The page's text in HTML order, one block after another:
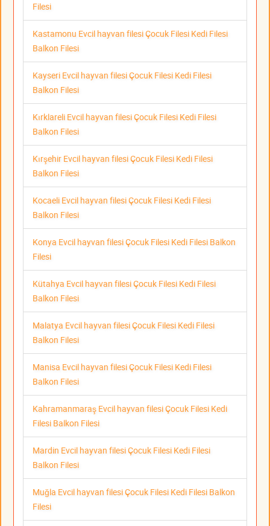
Filesi
Kastamonu Evcil hayvan filesi Çocuk Filesi Kedi Filesi
Balkon Filesi
Kayseri Evcil hayvan filesi Çocuk Filesi Kedi Filesi
Balkon Filesi
Kırklareli Evcil hayvan filesi Çocuk Filesi Kedi Filesi
Balkon Filesi
Kırşehir Evcil hayvan filesi Çocuk Filesi Kedi Filesi
Balkon Filesi
Kocaeli Evcil hayvan filesi Çocuk Filesi Kedi Filesi
Balkon Filesi
Konya Evcil hayvan filesi Çocuk Filesi Kedi Filesi Balkon
Filesi
Kütahya Evcil hayvan filesi Çocuk Filesi Kedi Filesi
Balkon Filesi
Malatya Evcil hayvan filesi Çocuk Filesi Kedi Filesi
Balkon Filesi
Manisa Evcil hayvan filesi Çocuk Filesi Kedi Filesi
Balkon Filesi
Kahramanmaraş Evcil hayvan filesi Çocuk Filesi Kedi
Filesi Balkon Filesi
Mardin Evcil hayvan filesi Çocuk Filesi Kedi Filesi
Balkon Filesi
Muğla Evcil hayvan filesi Çocuk Filesi Kedi Filesi Balkon
Filesi